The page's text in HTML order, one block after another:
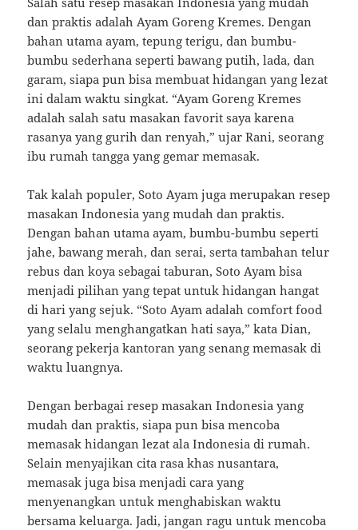
dan praktis adalah Ayam Goreng Kremes. Dengan
bahan utama ayam, tepung terigu, dan bumbu-
bumbu sederhana seperti bawang putih, lada, dan
garam, siapa pun bisa membuat hidangan yang lezat
ini dalam waktu singkat. “Ayam Goreng Kremes
adalah salah satu masakan favorit saya karena
rasanya yang gurih dan renyah,” ujar Rani, seorang
ibu rumah tangga yang gemar memasak.
Tak kalah populer, Soto Ayam juga merupakan resep
masakan Indonesia yang mudah dan praktis.
Dengan bahan utama ayam, bumbu-bumbu seperti
jahe, bawang merah, dan serai, serta tambahan telur
rebus dan koya sebagai taburan, Soto Ayam bisa
menjadi pilihan yang tepat untuk hidangan hangat
di hari yang sejuk. “Soto Ayam adalah comfort food
yang selalu menghangatkan hati saya,” kata Dian,
seorang pekerja kantoran yang senang memasak di
waktu luangnya.
Dengan berbagai resep masakan Indonesia yang
mudah dan praktis, siapa pun bisa mencoba
memasak hidangan lezat ala Indonesia di rumah.
Selain menyajikan cita rasa khas nusantara,
memasak juga bisa menjadi cara yang
menyenangkan untuk menghabiskan waktu
bersama keluarga. Jadi, jangan ragu untuk mencoba